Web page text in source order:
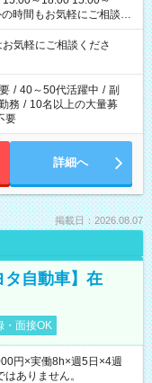
気軽にご相談くださ
/ 40～50代活躍中 / 副
務 / 10名以上の大量募
要
詳細へ
掲載日：2026.08.07
タ自動車】在
・面接OK
円×実働8h×週5日×4週
ありません。